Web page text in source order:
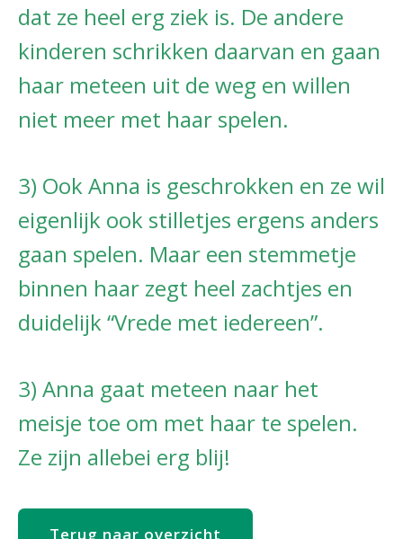
dat ze heel erg ziek is. De andere
kinderen schrikken daarvan en gaan
haar meteen uit de weg en willen
niet meer met haar spelen.
3) Ook Anna is geschrokken en ze wil
eigenlijk ook stilletjes ergens anders
gaan spelen. Maar een stemmetje
binnen haar zegt heel zachtjes en
duidelijk “Vrede met iedereen”.
3) Anna gaat meteen naar het
meisje toe om met haar te spelen.
Ze zijn allebei erg blij!
Terug naar overzicht